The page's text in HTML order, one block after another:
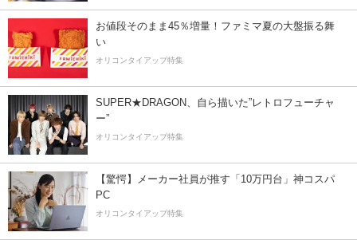
お値段そのまま45％増量！ファミマ夏の大盤振る舞
い
オリコンタイアップ特集
SUPER★DRAGON、自ら描いた”レトロフューチャ
ー”
オリコンタイアップ特集
【驚愕】メーカー社員が推す「10万円台」神コスパ
PC
オリコンタイアップ特集